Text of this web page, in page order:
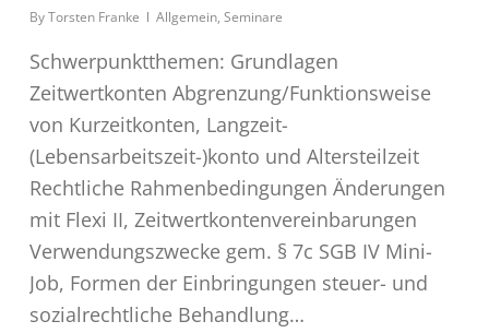
ByTorsten Franke Allgemein, Seminare
Schwerpunktthemen: Grundlagen
Zeitwertkonten Abgrenzung/Funktionsweise
von Kurzeitkonten, Langzeit-
(Lebensarbeitszeit-)konto und Altersteilzeit
Rechtliche Rahmenbedingungen Änderungen
mit Flexi II, Zeitwertkontenvereinbarungen
Verwendungszwecke gem. § 7c SGB IV Mini-
Job, Formen der Einbringungen steuer- und
sozialrechtliche Behandlung…